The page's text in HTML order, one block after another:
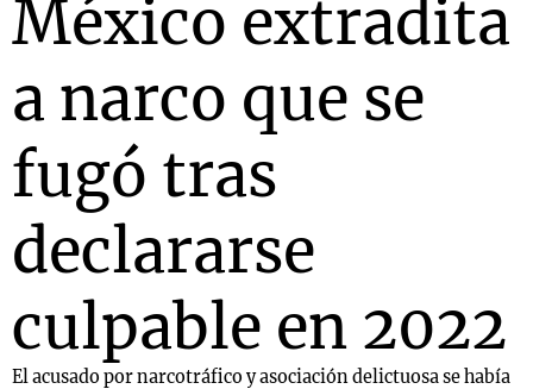
México extradita
a narco que se
fugó tras
declararse
culpable en 2022
El acusado por narcotráfico y asociación delictuosa se había